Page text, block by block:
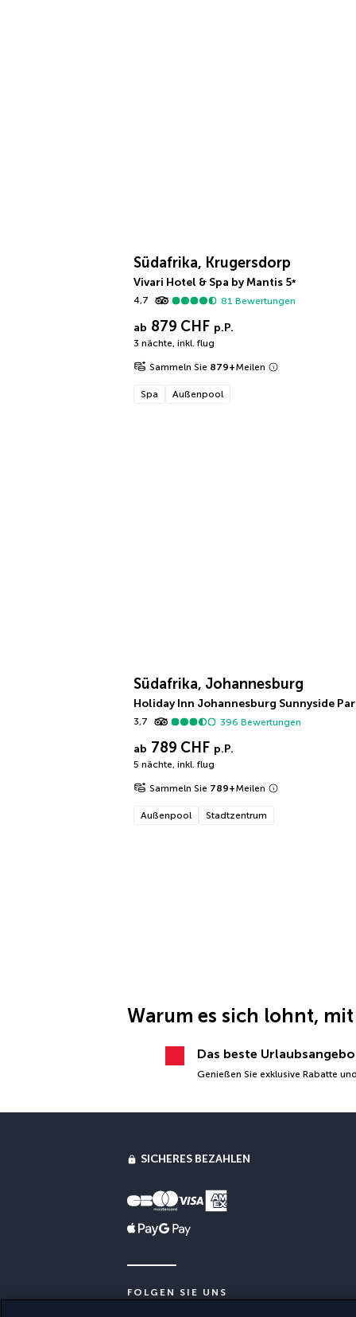
Südafrika, Krugersdorp
Vivari Hotel & Spa by Mantis 5*
4,7
81 Bewertungen
ab 879 CHF p.P.
3 nächte, inkl. flug
Sammeln Sie 879+Meilen
Spa Außenpool
Südafrika, Johannesburg
Holiday Inn Johannesburg Sunnyside
3,7 396 Bewertungen
ab 789 CHF p.P.
5 nächte, inkl. flug
Sammeln Sie 789+Meilen
Außenpool Stadtzentrum
Warum es sich lohnt,
Das beste
Genießen Sie exklusive Rabatte
SICHERES BEZAHLEN
FOLGEN SIE UNS